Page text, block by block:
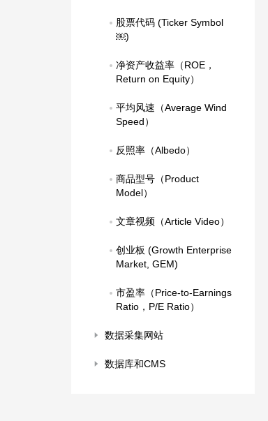
股票代码 (Ticker Symbol
￼)
净资产收益率（ROE，
Return on Equity）
平均风速（Average Wind
Speed）
反照率（Albedo）
商品型号（Product
Model）
文章视频（Article Video）
创业板 (Growth Enterprise
Market, GEM)
市盈率（Price-to-Earnings
Ratio，P/E Ratio）
数据采集网站
数据库和CMS